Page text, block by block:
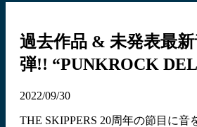
過去作品 & 未発表最
弾!! “PUNKROCK
2022/09/30
THE SKIPPERS 20周年の節目に音